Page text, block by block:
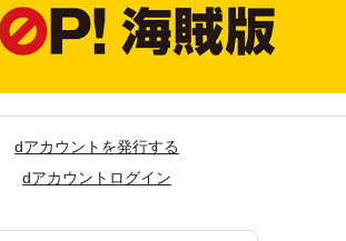
dアカウントを発行する
dアカウントログイン